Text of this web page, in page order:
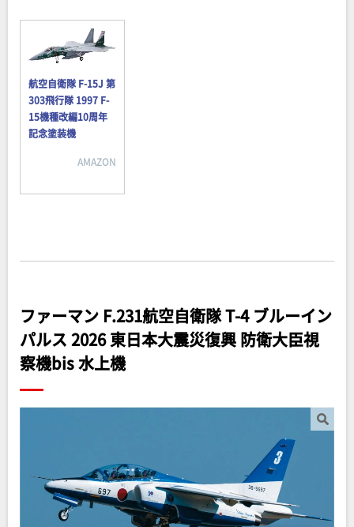
航空自衛隊 F-15J 第
303飛行隊 1997 F-
15機種改編10周年
記念塗装機
AMAZON
ファーマン F.231航空自衛隊 T-4 ブルーイン
パルス 2026 東日本大震災復興 防衛大臣視
察機bis 水上機